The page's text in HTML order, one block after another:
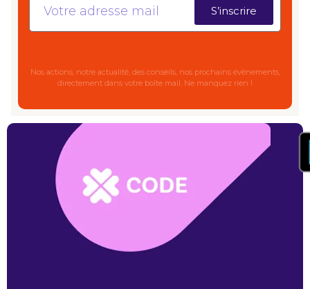
S’inscrire
Nos actions, notre actualité, des conseils, nos prochains évènements,
directement dans votre boîte mail. Ne manquez rien !